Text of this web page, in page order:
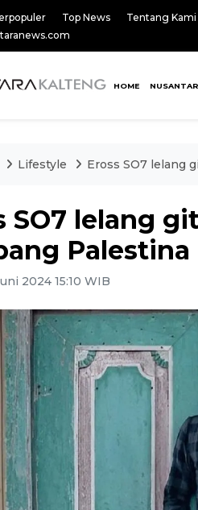
Top News Tentang Kami
HOME
Lifestyle Eross SO7 lelang
SO7 lelang
Palestina
2024 15:10 WIB